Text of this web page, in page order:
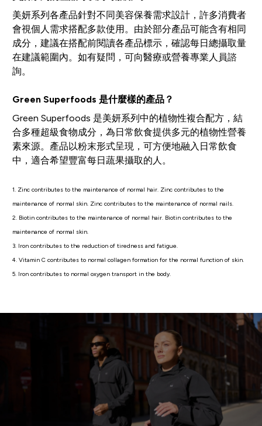
美妍系列各產品針對不同美容保養需求設計，許多消費者
會視個人需求搭配多款使用。由於部分產品可能含有相同
成分，建議在搭配前閱讀各產品標示，確認每日總攝取量
在建議範圍內。如有疑問，可向醫療或營養專業人員諮
詢。
Green Superfoods 是什麼樣的產品？
Green Superfoods 是美妍系列中的植物性複合配方，結
合多種超級食物成分，為日常飲食提供多元的植物性營養
素來源。產品以粉末形式呈現，可方便地融入日常飲食
中，適合希望豐富每日蔬果攝取的人。
1. Zinc contributes to the maintenance of normal hair. Zinc contributes to the
maintenance of normal skin. Zinc contributes to the maintenance of normal nails.
2. Biotin contributes to the maintenance of normal hair. Biotin contributes to the
maintenance of normal skin.
3. Iron contributes to the reduction of tiredness and fatigue.
4. Vitamin C contributes to normal collagen formation for the normal function of skin.
5. Iron contributes to normal oxygen transport in the body.